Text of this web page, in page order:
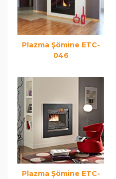
Plazma Şömine ETC-
046
Plazma Şömine ETC-